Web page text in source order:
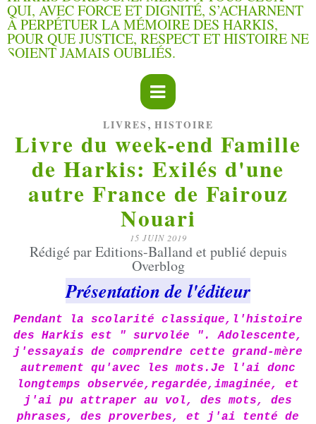
LIVRES , HISTOIRE
Livre du week-end Famille
de Harkis: Exilés d'une
autre France de Fairouz
Nouari
15 JUIN 2019
Rédigé par Editions-Balland et publié depuis
Overblog
Présentation de l'éditeur
Pendant la scolarité classique,l'histoire
des Harkis est " survolée ". Adolescente,
j'essayais de comprendre cette grand-mère
autrement qu'avec les mots.Je l'ai donc
longtemps observée,regardée,imaginée, et
j'ai pu attraper au vol, des mots, des
phrases, des proverbes, et j'ai tenté de